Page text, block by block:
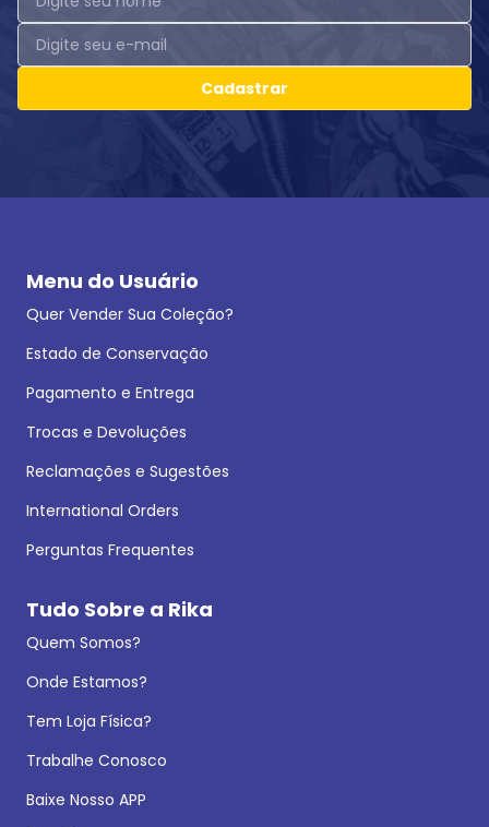
Cadastrar
Menu do Usuário
Quer Vender Sua Coleção?
Estado de Conservação
Pagamento e Entrega
Trocas e Devoluções
Reclamações e Sugestões
International Orders
Perguntas Frequentes
Tudo Sobre a Rika
Quem Somos?
Onde Estamos?
Tem Loja Física?
Trabalhe Conosco
Baixe Nosso APP